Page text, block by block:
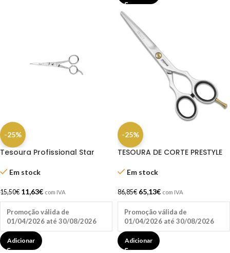
-25%
Tesoura Profissional Star
Dompel
Em stock
15,50€ 11,63€ com IVA
Promoção válida de
01/04/2026 até 30/08/2026
Adicionar
-25%
TESOURA DE CORTE PRESTYLE
Em stock
86,85€ 65,13€ com IVA
Promoção válida de
01/04/2026 até 30/08/2026
Adicionar